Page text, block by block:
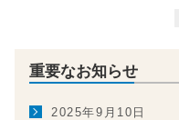
重要なお知らせ
2025年9月10日